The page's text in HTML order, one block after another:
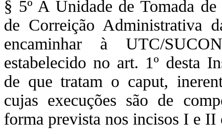
§ 5º A Unidade de Tomada
de Correição Administrativa
encaminhar à UTC/
estabelecido no art. 1º desta
de que tratam o caput,
cujas execuções são de
forma prevista nos incisos I e